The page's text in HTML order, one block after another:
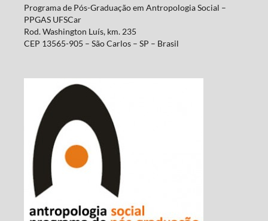
Programa de Pós-Graduação em Antropologia Social –
PPGAS UFSCar
Rod. Washington Luís, km. 235
CEP 13565-905 – São Carlos – SP – Brasil